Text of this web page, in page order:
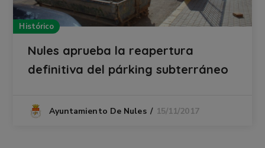
Histórico
Nules aprueba la reapertura
definitiva del párking subterráneo
Ayuntamiento De Nules 15/11/2017